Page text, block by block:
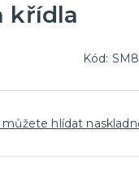
křídla
Kód:
můžete hlídat